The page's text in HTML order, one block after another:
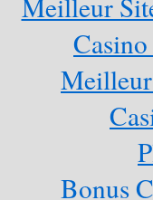
Bonus